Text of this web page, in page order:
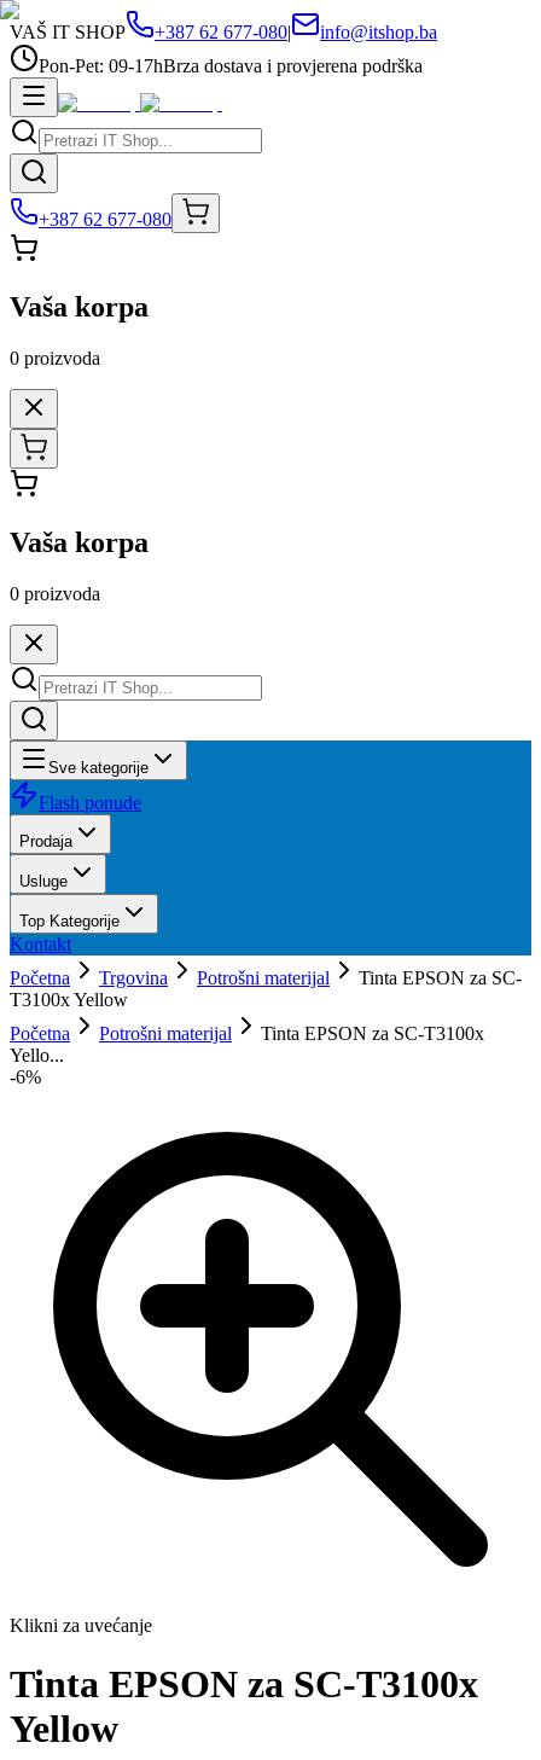
VAŠ IT SHOP +387 62 677-080|
info@itshop.ba
Pon-Pet: 09-17hBrza dostava i provjerena podrška
+387 62 677-080
Vaša korpa
0 proizvoda
Vaša korpa
0 proizvoda
Sve kategorije
Flash ponude
Prodaja
Usluge
Top Kategorije
Kontakt
Početna
Trgovina Potrošni materijal
Tinta EPSON za SC-
T3100x Yellow
Početna
Potrošni materijal
Tinta EPSON za SC-T3100x
Yello...
-6%
Klikni za uvećanje
Tinta EPSON za SC-T3100x
Yellow